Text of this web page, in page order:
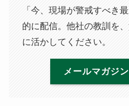
「今、現場が警戒すべき
的に配信。他社の教訓を
に活かしてください。
メールマガジ